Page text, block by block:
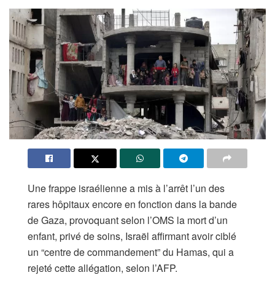
Une frappe israélienne a mis à l’arrêt l’un des
rares hôpitaux encore en fonction dans la bande
de Gaza, provoquant selon l’OMS la mort d’un
enfant, privé de soins, Israël affirmant avoir ciblé
un “centre de commandement” du Hamas, qui a
rejeté cette allégation, selon l’AFP.